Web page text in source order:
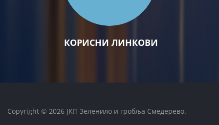
КОРИСНИ ЛИНКОВИ
Copyright © 2026 ЈКП Зеленило и гробља Смедерево.